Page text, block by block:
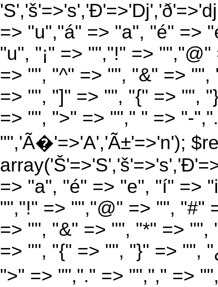
=> "u","á" => "a", "é" =>
"u", "¡" => "","!" =>
=> "", "^" => "", "&" =>
=> "", "]" => "", "{" => "",
=> "", ">" => ""," " => "-
"",'Ã�'=>'A','Ã±'=>'n');
=> "a", "é" => "e", "í" =>
"","!" => "","@" => "", "#"
=> "", "&" => "", "*" =>
=> "", "{" => "", "}" => "",
">" => "","." => "","," =>